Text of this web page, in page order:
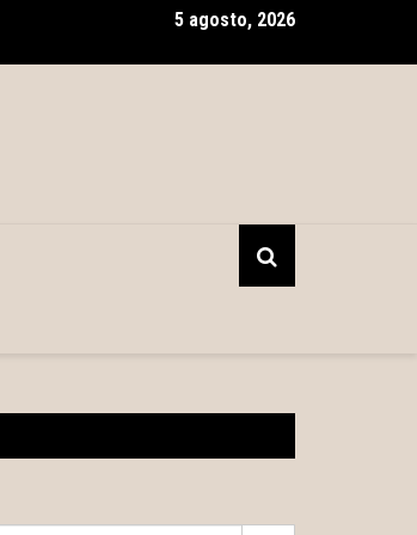
y lo fulmina durante un partido
5 agosto, 2026